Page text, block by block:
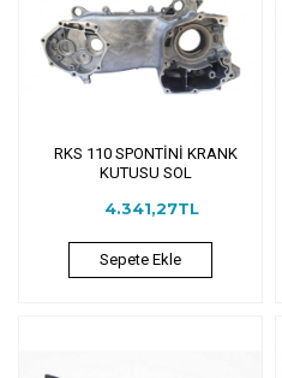
RKS 110 SPONTİNİ KRANK
KUTUSU SOL
4.341,27TL
Sepete Ekle